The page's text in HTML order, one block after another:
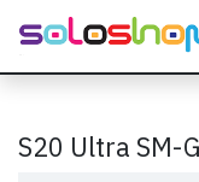
Passa al contenuto
S20 Ultra SM-